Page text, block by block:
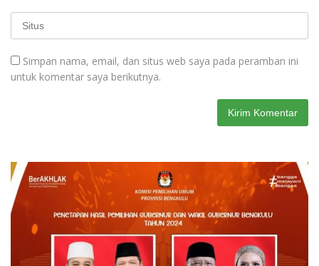
Simpan nama, email, dan situs web saya pada peramban ini
untuk komentar saya berikutnya.